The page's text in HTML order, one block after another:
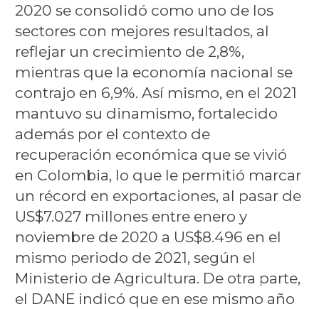
2020 se consolidó como uno de los
sectores con mejores resultados, al
reflejar un crecimiento de 2,8%,
mientras que la economía nacional se
contrajo en 6,9%. Así mismo, en el 2021
mantuvo su dinamismo, fortalecido
además por el contexto de
recuperación económica que se vivió
en Colombia, lo que le permitió marcar
un récord en exportaciones, al pasar de
US$7.027 millones entre enero y
noviembre de 2020 a US$8.496 en el
mismo periodo de 2021, según el
Ministerio de Agricultura. De otra parte,
el DANE indicó que en ese mismo año